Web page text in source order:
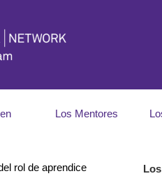
Los Mentores
rol de aprendice